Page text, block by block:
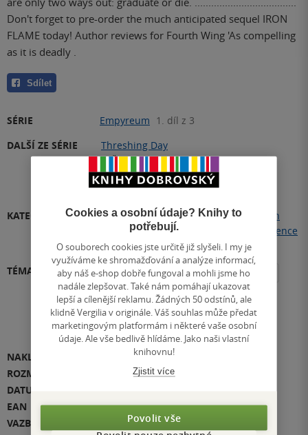
Don't forget to pre-order the much anticipated sequel IRON
FLAME today! Author reviews for Fourth Wing 'As compelling
as it is deadly .
Sdílet
SÉRIE Empyreum 1. díl z 3
DALŠÍ ZE SÉRIE
Threshing Day
1. Čtvrté křídlo
2. Železný plamen
3. Onyxová bouře
KATEGORIE
Knihy»Cizojazyčná literatura»
English
literature»Fiction and Literature
Science
Fiction, Fantasy and Horror »Fantasy
TÉMATA
romantasy draci
enemies to lovers
tiktok
romantika magie +8
Přidat téma
NAKLADATEL
Little, Brown and Company
ROZMĚR
245 x 165 x 46
DATUM VYDÁNÍ
EAN
9780349436999
VAZBA
pevná vazba
Cookies a osobní údaje? Knihy to
potřebují.
O souborech cookies jste určitě již slyšeli. I my je
využíváme ke shromažďování a analýze informací,
aby náš e-shop dobře fungoval a mohli jsme ho
nadále zlepšovat. Také nám pomáhají ukazovat
lepší a cílenější reklamu. Žádných 50 odstínů, ale
klidně Vergilia v originále. Váš souhlas může předat
marketingovým platformám i některé vaše osobní
údaje. Ale vše bedlivě hlídáme. Jako naši vlastní
knihovnu!
Zjistit více
Povolit vše